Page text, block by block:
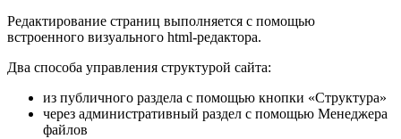
Редактирование страниц выполняется с помощью
встроенного визуального html-редактора.
Два способа управления структурой сайта:
из публичного раздела с помощью кнопки «Структура»
через административный раздел с помощью Менеджера
файлов